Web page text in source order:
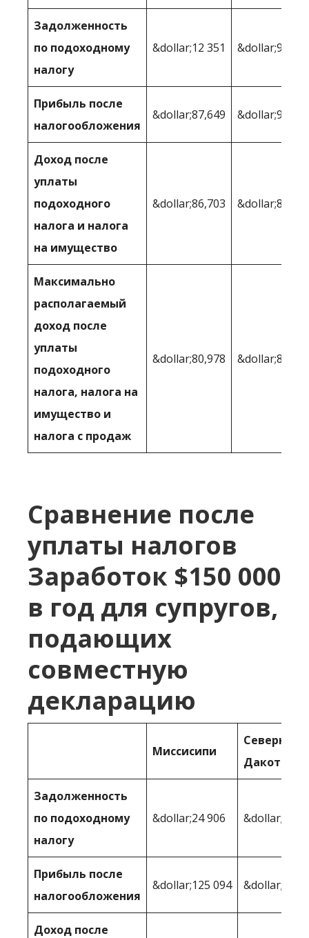
Задолженность
по подоходному
налогу
&dollar;12 351 &dollar;9 356
Прибыль после
налогообложения
&dollar;87,649
Доход после
уплаты
подоходного
налога и налога
на имущество
&dollar;86,703
Максимально
располагаемый
доход после
уплаты
подоходного
налога, налога на
имущество и
налога с продаж
&dollar;80,978
Сравнение после
уплаты налогов
Заработок $150 000
в год для супругов,
подающих
совместную
декларацию
Миссисипи
Северная
Дакота
Задолженность
по подоходному
налогу
&dollar;24 906
Прибыль после
налогообложения
&dollar;125 094
Доход после